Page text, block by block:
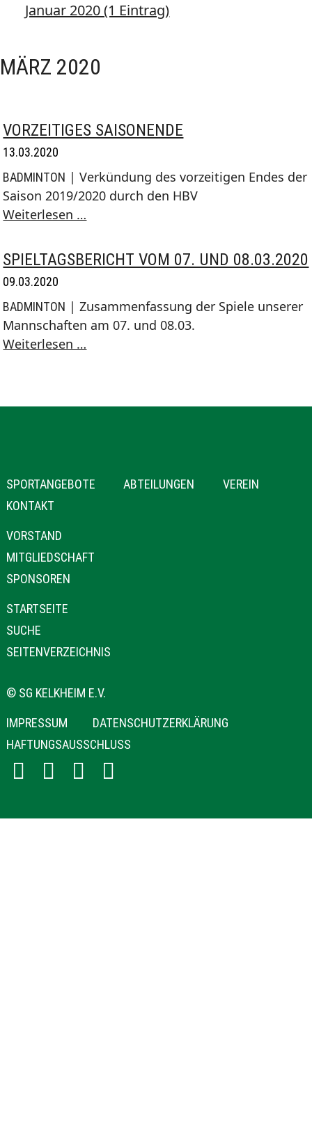
Januar 2020 (1 Eintrag)
MÄRZ 2020
VORZEITIGES SAISONENDE
13.03.2020
BADMINTON | Verkündung des vorzeitigen Endes der
Saison 2019/2020 durch den HBV
Weiterlesen …
SPIELTAGSBERICHT VOM 07. UND 08.03.2020
09.03.2020
BADMINTON | Zusammenfassung der Spiele unserer
Mannschaften am 07. und 08.03.
Weiterlesen …
NAVIGATION
ÜBERSPRINGEN
SPORTANGEBOTE ABTEILUNGEN
VEREIN
KONTAKT
NAVIGATION
ÜBERSPRINGEN
VORSTAND
MITGLIEDSCHAFT
SPONSOREN
NAVIGATION
ÜBERSPRINGEN
STARTSEITE
SUCHE
SEITENVERZEICHNIS
© SG KELKHEIM E.V.
NAVIGATION
ÜBERSPRINGEN
IMPRESSUM
DATENSCHUTZERKLÄRUNG
HAFTUNGSAUSSCHLUSS